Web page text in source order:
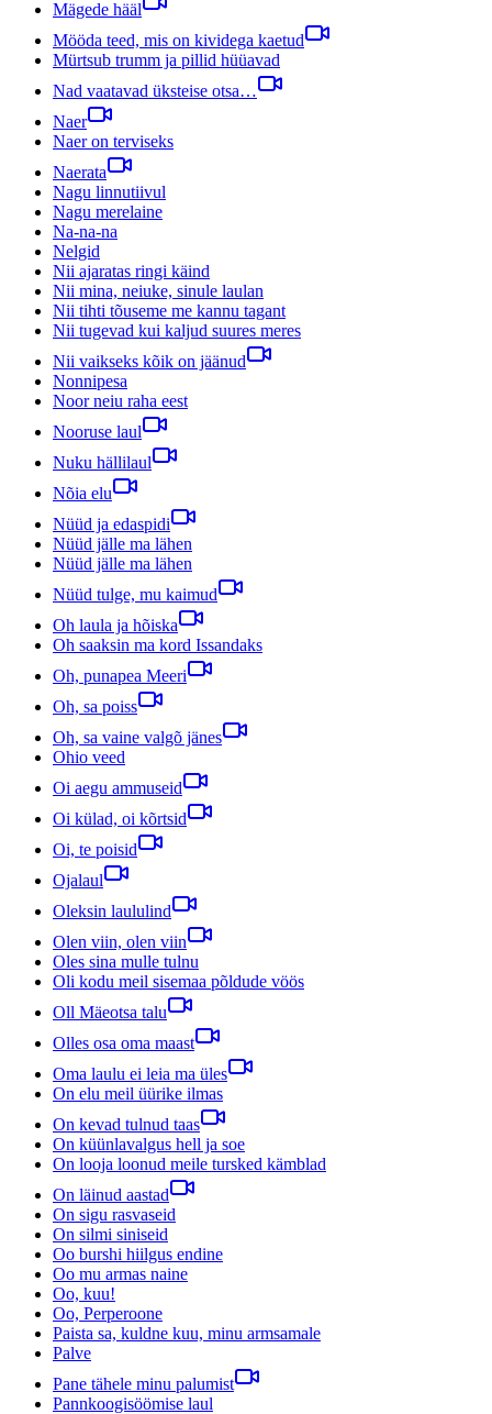
Mägede hääl
Mööda teed, mis on kividega kaetud
Mürtsub trumm ja pillid hüüavad
Nad vaatavad üksteise otsa…
Naer
Naer on terviseks
Naerata
Nagu linnutiivul
Nagu merelaine
Na-na-na
Nelgid
Nii ajaratas ringi käind
Nii mina, neiuke, sinule laulan
Nii tihti tõuseme me kannu tagant
Nii tugevad kui kaljud suures meres
Nii vaikseks kõik on jäänud
Nonnipesa
Noor neiu raha eest
Nooruse laul
Nuku hällilaul
Nõia elu
Nüüd ja edaspidi
Nüüd jälle ma lähen
Nüüd jälle ma lähen
Nüüd tulge, mu kaimud
Oh laula ja hõiska
Oh saaksin ma kord Issandaks
Oh, punapea Meeri
Oh, sa poiss
Oh, sa vaine valgõ jänes
Ohio veed
Oi aegu ammuseid
Oi külad, oi kõrtsid
Oi, te poisid
Ojalaul
Oleksin laululind
Olen viin, olen viin
Oles sina mulle tulnu
Oli kodu meil sisemaa põldude vöös
Oll Mäeotsa talu
Olles osa oma maast
Oma laulu ei leia ma üles
On elu meil üürike ilmas
On kevad tulnud taas
On küünlavalgus hell ja soe
On looja loonud meile tursked kämblad
On läinud aastad
On sigu rasvaseid
On silmi siniseid
Oo burshi hiilgus endine
Oo mu armas naine
Oo, kuu!
Oo, Perperoone
Paista sa, kuldne kuu, minu armsamale
Palve
Pane tähele minu palumist
Pannkoogisöömise laul